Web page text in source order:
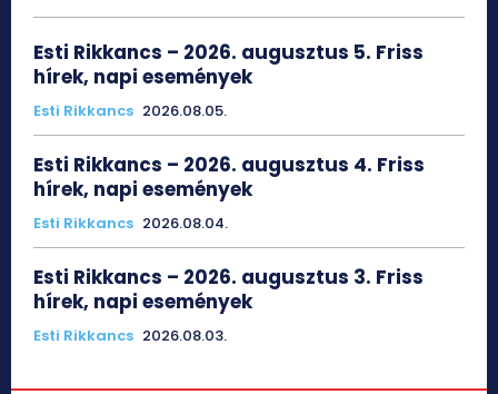
Esti Rikkancs – 2026. augusztus 5. Friss
hírek, napi események
Esti Rikkancs 2026.08.05.
Esti Rikkancs – 2026. augusztus 4. Friss
hírek, napi események
Esti Rikkancs 2026.08.04.
Esti Rikkancs – 2026. augusztus 3. Friss
hírek, napi események
Esti Rikkancs 2026.08.03.